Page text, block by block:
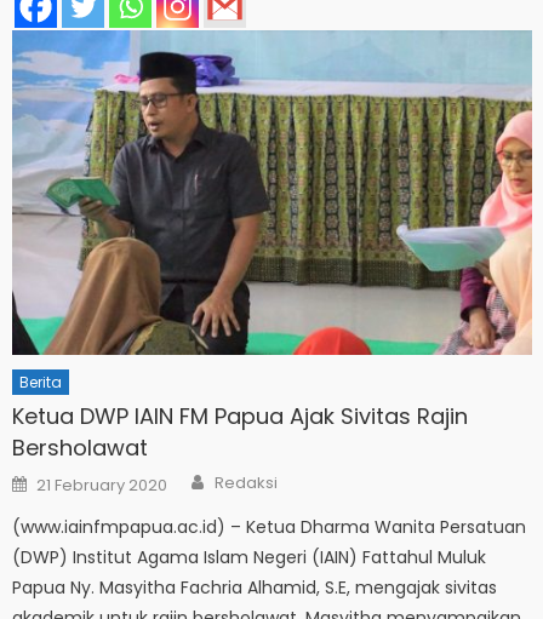
Berita
Ketua DWP IAIN FM Papua Ajak Sivitas Rajin
Bersholawat
Posted
on
21 February 2020 Author
Redaksi
(www.iainfmpapua.ac.id) – Ketua Dharma Wanita Persatuan
(DWP) Institut Agama Islam Negeri (IAIN) Fattahul Muluk
Papua Ny. Masyitha Fachria Alhamid, S.E, mengajak sivitas